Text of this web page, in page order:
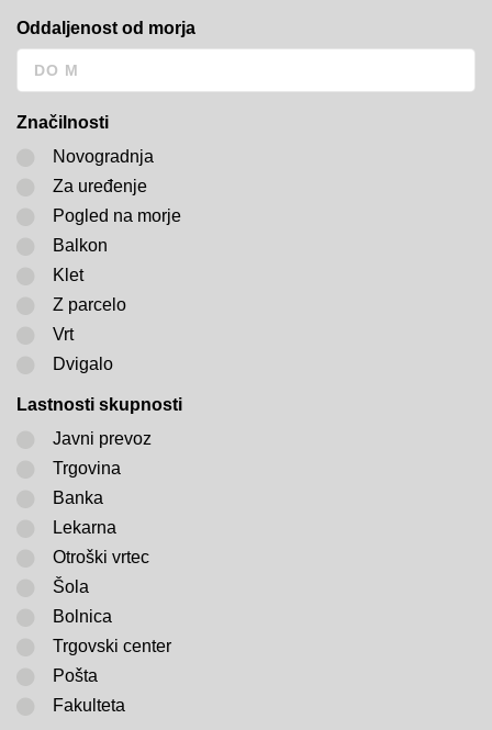
Oddaljenost od morja
Značilnosti
Novogradnja
Za uređenje
Pogled na morje
Balkon
Klet
Z parcelo
Vrt
Dvigalo
Lastnosti skupnosti
Javni prevoz
Trgovina
Banka
Lekarna
Otroški vrtec
Šola
Bolnica
Trgovski center
Pošta
Fakulteta